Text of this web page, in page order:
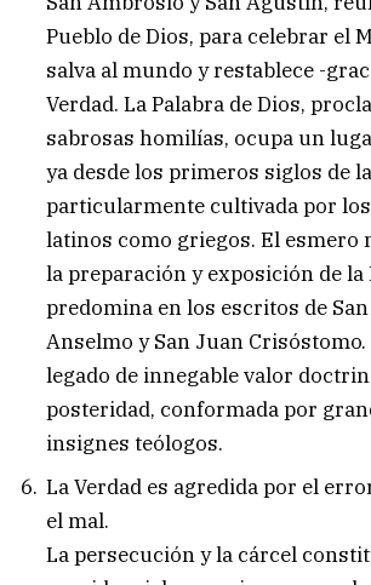
Pueblo de Dios, para celebrar el
salva al mundo y restablece -
Verdad. La Palabra de Dios,
sabrosas homilías, ocupa un
ya desde los primeros siglos de
particularmente cultivada por
latinos como griegos. El esmero
la preparación y exposición de la
predomina en los escritos de
Anselmo y San Juan
legado de innegable valor
posteridad, conformada por
insignes teólogos.
La Verdad es agredida por el
el mal.
La persecución y la cárcel